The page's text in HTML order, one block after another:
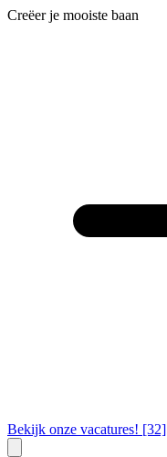
Creëer je mooiste baan
Bekijk onze vacatures! [32]